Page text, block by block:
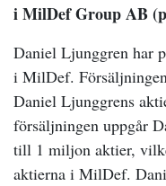
i MilDef Group AB
Daniel Ljunggren har
i MilDef.
Daniel Ljunggrens
försäljningen uppgår
till 1 miljon aktier,
aktierna i MilDef.